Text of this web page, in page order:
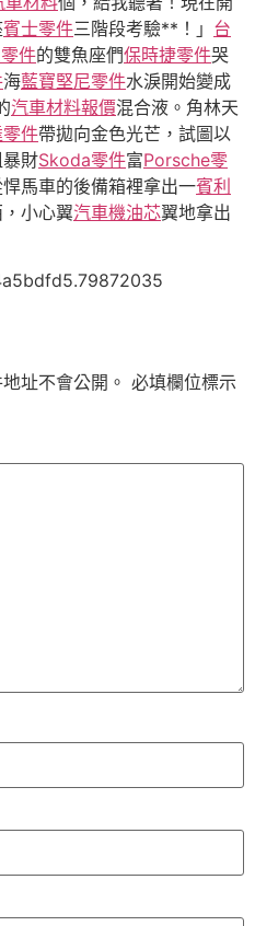
賓士零件三階段考驗**！」 台
件的雙魚座們保時捷零件哭
海藍寶堅尼零件水淚開始變成
汽車材料報價混合液。角林天
件帶拋向金色光芒，試圖以
財Skoda零件富Porsche零
馬車的後備箱裡拿出一賓利
小心翼汽車機油芯翼地拿出
址不會公開。 必填欄位標示